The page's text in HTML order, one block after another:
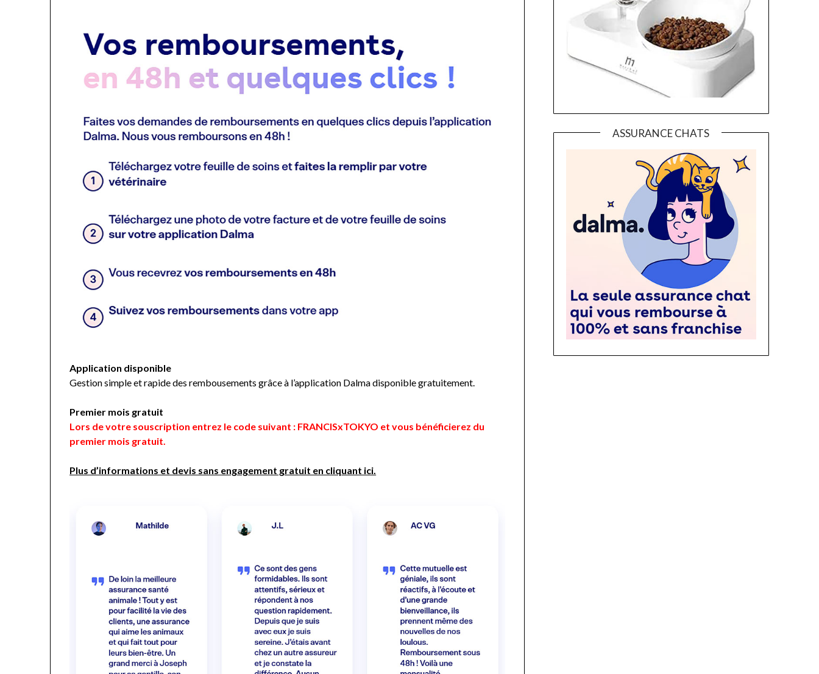
Application disponible
Gestion simple et rapide des rembousements grâce à l’application Dalma disponible gratuitement.
Premier mois gratuit
Lors de votre souscription entrez le code suivant : FRANCISxTOKYO et vous bénéficierez du
premier mois gratuit.
Plus d’informations et devis sans engagement gratuit en cliquant ici.
ASSURANCE CHATS